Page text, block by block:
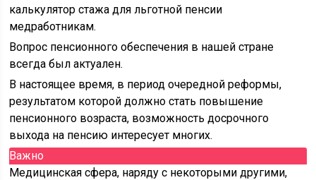
калькулятор стажа для льготной пенсии
медработникам.
Вопрос пенсионного обеспечения в нашей стране
всегда был актуален.
В настоящее время, в период очередной реформы,
результатом которой должно стать повышение
пенсионного возраста, возможность досрочного
выхода на пенсию интересует многих.
Важно
Медицинская сфера, наряду с некоторыми другими,